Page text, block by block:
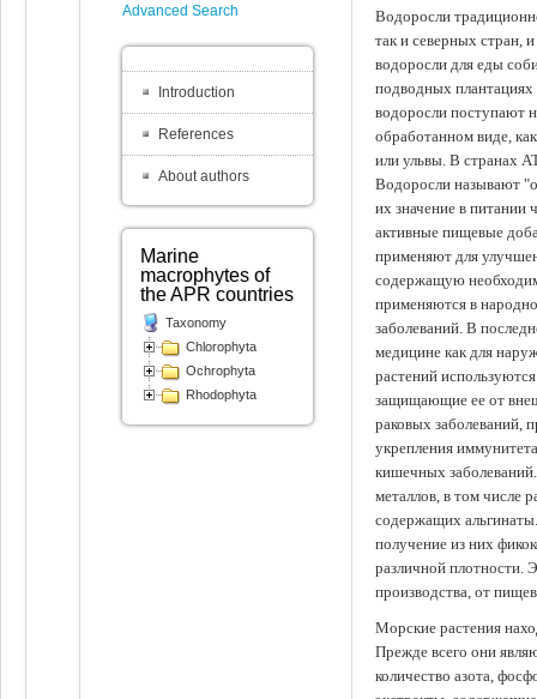
Водоросли
так и северных стран,
водоросли для еды
подводных
водоросли поступают
обработанном виде,
или ульвы. В странах
Водоросли называют
их значение в питании
активные пищевые
применяют для
содержащую
применяются в
заболеваний. В
медицине как для
растений
защищающие ее от
раковых заболеваний,
укрепления
кишечных
металлов, в том числе
содержащих
получение из них
различной плотности.
производства, от
Морские растения
Прежде всего они
количество азота,
Advanced Search
Introduction
References
About authors
Marine
macrophytes of
the APR countries
Taxonomy
Chlorophyta
Ochrophyta
Rhodophyta